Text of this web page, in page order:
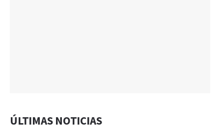
ÚLTIMAS NOTICIAS